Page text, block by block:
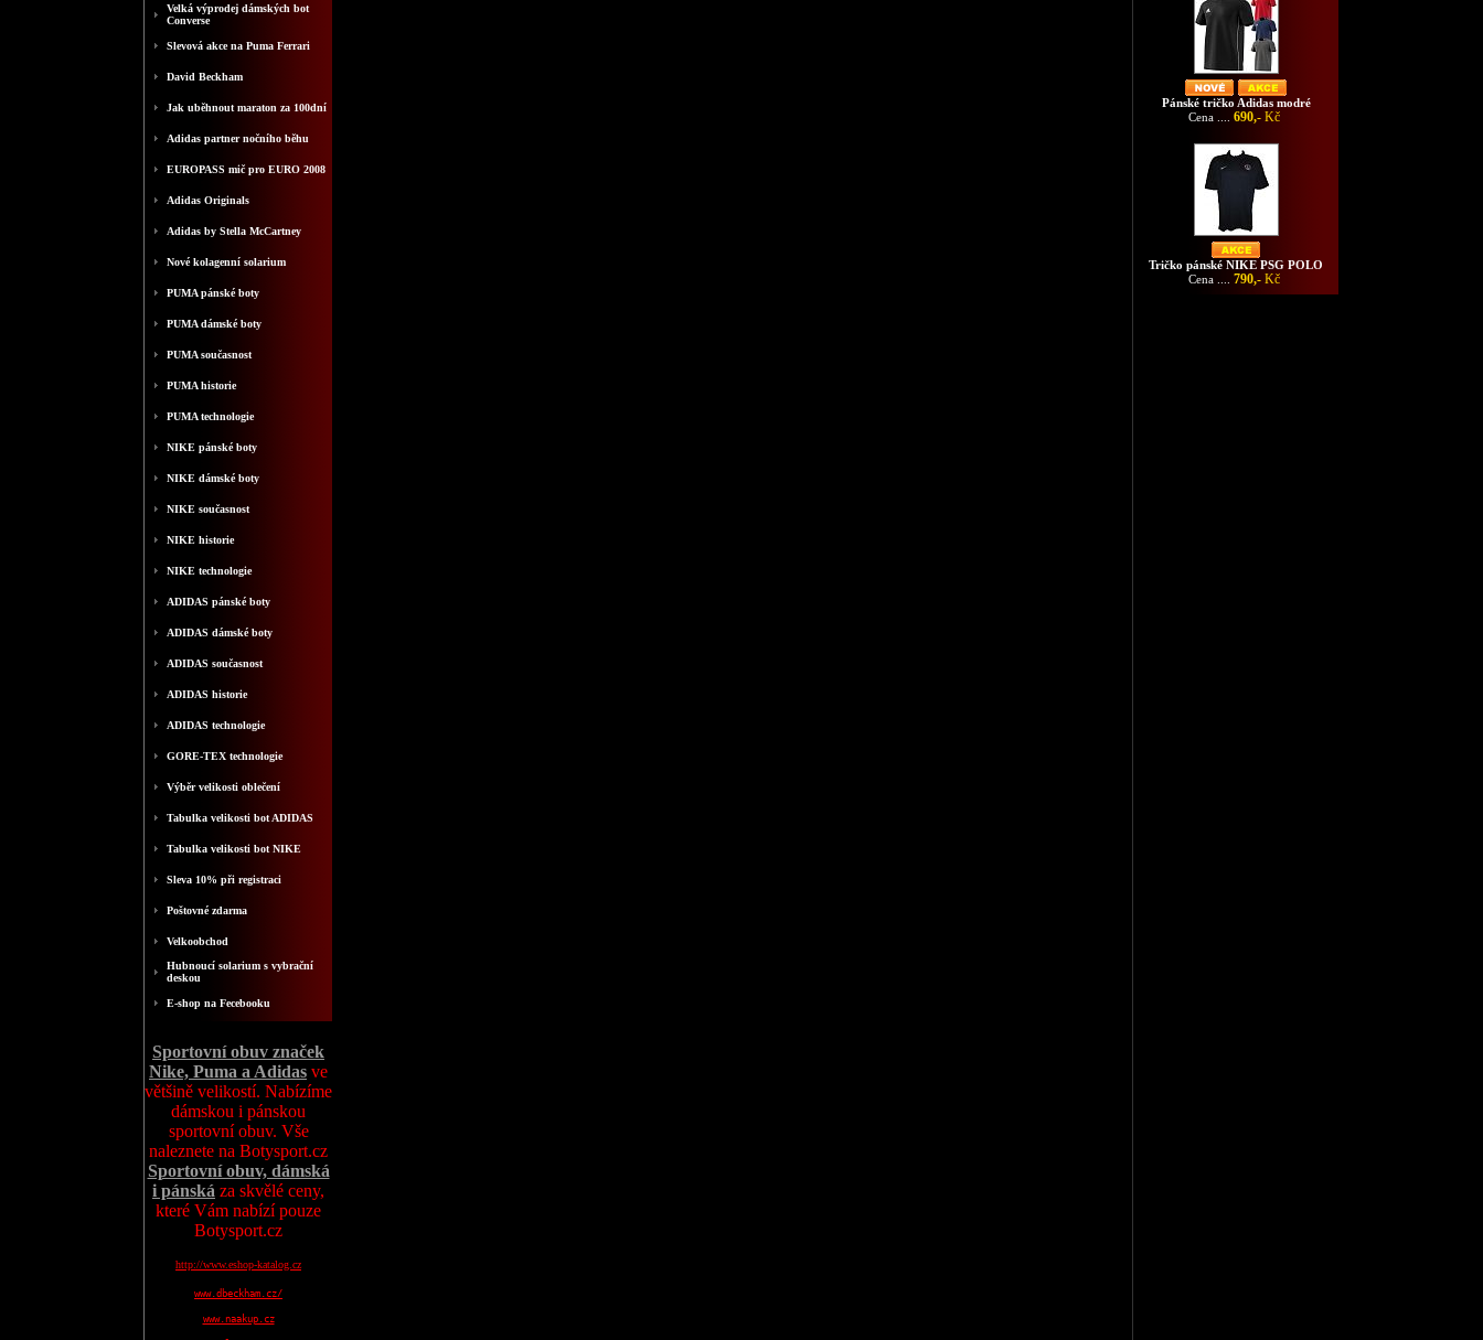
Velká výprodej dámských bot
Converse
Slevová akce na Puma Ferrari
David Beckham
Jak uběhnout maraton za 100dní
Adidas partner nočního běhu
EUROPASS mič pro EURO 2008
Adidas Originals
Adidas by Stella McCartney
Nové kolagenní solarium
PUMA pánské boty
PUMA dámské boty
PUMA současnost
PUMA historie
PUMA technologie
NIKE pánské boty
NIKE dámské boty
NIKE současnost
NIKE historie
NIKE technologie
ADIDAS pánské boty
ADIDAS dámské boty
ADIDAS současnost
ADIDAS historie
ADIDAS technologie
GORE-TEX technologie
Výběr velikosti oblečení
Tabulka velikosti bot ADIDAS
Tabulka velikosti bot NIKE
Sleva 10% při registraci
Poštovné zdarma
Velkoobchod
Hubnoucí solarium s vybrační
deskou
E-shop na Fecebooku
Sportovní obuv značek
Nike, Puma a Adidas ve
většině velikostí. Nabízíme
dámskou i pánskou
sportovní obuv. Vše
naleznete na Botysport.cz
Sportovní obuv, dámská
i pánská za skvělé ceny,
které Vám nabízí pouze
Botysport.cz
http://www.eshop-katalog.cz
www.dbeckham.cz/
www.naakup.cz
Pánské tričko Adidas modré
Cena .... 690,- Kč
Tričko pánské NIKE PSG POLO
Cena .... 790,- Kč